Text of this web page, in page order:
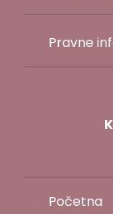
Pravne
Početna